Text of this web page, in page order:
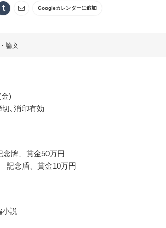
Googleカレンダーに追加
論文
)
､消印有効
牌、賞金50万円
記念盾、賞金10万円
説